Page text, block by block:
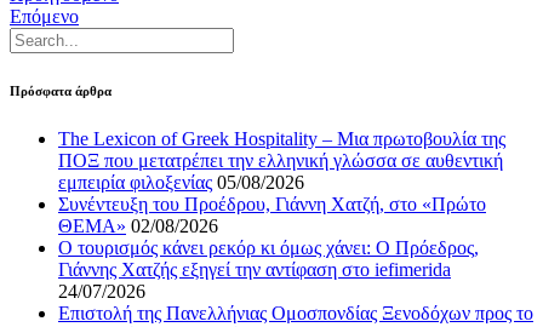
Επόμενο
Πρόσφατα άρθρα
The Lexicon of Greek Hospitality – Μια πρωτοβουλία της
ΠΟΞ που μετατρέπει την ελληνική γλώσσα σε αυθεντική
εμπειρία φιλοξενίας 05/08/2026
Συνέντευξη του Προέδρου, Γιάννη Χατζή, στο «Πρώτο
ΘΕΜΑ» 02/08/2026
Ο τουρισμός κάνει ρεκόρ κι όμως χάνει: Ο Πρόεδρος,
Γιάννης Χατζής εξηγεί την αντίφαση στο iefimerida
24/07/2026
Επιστολή της Πανελλήνιας Ομοσπονδίας Ξενοδόχων προς το